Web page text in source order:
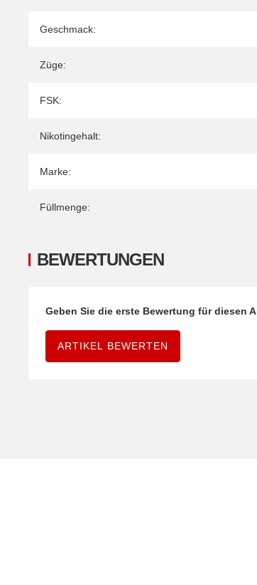
Geschmack:
Züge:
FSK:
Nikotingehalt:
Marke:
Füllmenge:
BEWERTUNGEN
Geben Sie die erste Bewertung für diesen
ARTIKEL BEWERTEN